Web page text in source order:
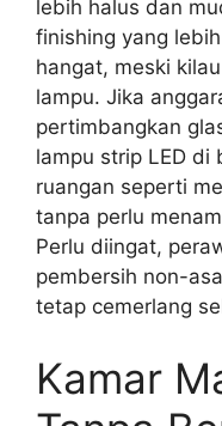
lebih halus dan
finishing yang
hangat, meski
lampu. Jika
pertimbangkan
lampu strip LED di
ruangan seperti
tanpa perlu
Perlu diingat,
pembersih non-
tetap cemerlang
Kamar